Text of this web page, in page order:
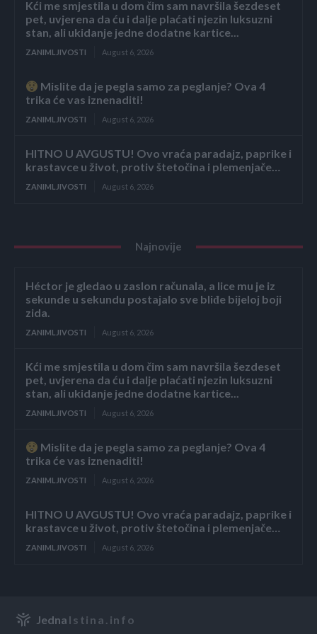
Kći me smjestila u dom čim sam navršila šezdeset
pet, uvjerena da ću i dalje plaćati njezin luksuzni
stan, ali ukidanje jedne dodatne kartice...
ZANIMLJIVOSTI August 6, 2026
Mislite da je pegla samo za peglanje? Ova 4
trika će vas iznenaditi!
ZANIMLJIVOSTI August 6, 2026
HITNO U AVGUSTU! Ovo vraća paradajz, paprike i
krastavce u život, protiv štetočina i plemenjače…
ZANIMLJIVOSTI August 6, 2026
Najnovije
Héctor je gledao u zaslon računala, a lice mu je iz
sekunde u sekundu postajalo sve bliđe bijeloj boji
zida.
ZANIMLJIVOSTI August 6, 2026
Kći me smjestila u dom čim sam navršila šezdeset
pet, uvjerena da ću i dalje plaćati njezin luksuzni
stan, ali ukidanje jedne dodatne kartice...
ZANIMLJIVOSTI August 6, 2026
Mislite da je pegla samo za peglanje? Ova 4
trika će vas iznenaditi!
ZANIMLJIVOSTI August 6, 2026
HITNO U AVGUSTU! Ovo vraća paradajz, paprike i
krastavce u život, protiv štetočina i plemenjače…
ZANIMLJIVOSTI August 6, 2026
Jedna Istina.info